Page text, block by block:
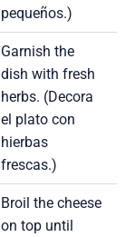
pequeños.)
Garnish the
dish with fresh
herbs. (Decora
el plato con
hierbas
frescas.)
Broil the cheese
on top until